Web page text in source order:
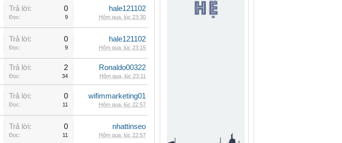
Trả lời: 0
Đọc: 9
hale121102
Hôm qua, lúc 23:30
Trả lời: 0
Đọc: 9
hale121102
Hôm qua, lúc 23:15
Trả lời: 2
Đọc: 34
Ronaldo00322
Hôm qua, lúc 23:11
Trả lời: 0
Đọc: 11
wifimmarketing01
Hôm qua, lúc 22:57
Trả lời: 0
Đọc: 11
nhattinseo
Hôm qua, lúc 22:57